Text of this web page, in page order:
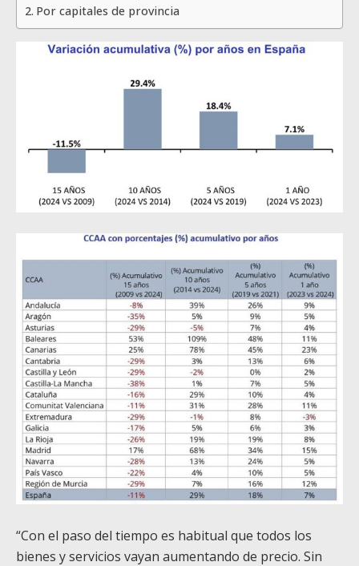
Por capitales de provincia
“Con el paso del tiempo es habitual que todos los
bienes y servicios vayan aumentando de precio. Sin